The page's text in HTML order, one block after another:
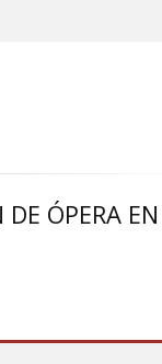
ÓPERA EN